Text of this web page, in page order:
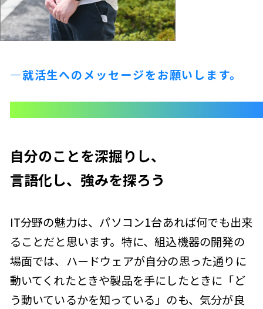
—就活生へのメッセージをお願いします。
自分のことを深掘りし、
言語化し、強みを探ろう
IT分野の魅力は、パソコン1台あれば何でも出来
ることだと思います。特に、組込機器の開発の
場面では、ハードウェアが自分の思った通りに
動いてくれたときや製品を手にしたときに「ど
う動いているかを知っている」のも、気分が良